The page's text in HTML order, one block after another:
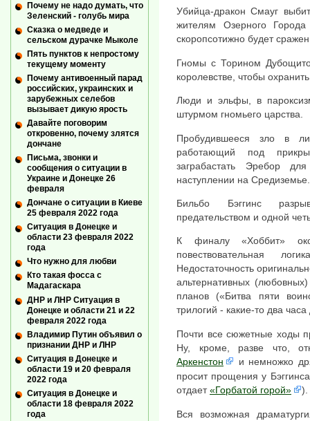
Убийца-дракон Смауг
жителям Озерного
скоропсотижно будет
Гномы с Торином
королевстве, чтобы
Люди и эльфы, в
штурмом гномьего царства.
Пробудившееся зло в
работающий под
заграбастать Эребор
наступлении на Средиземье.
Бильбо Бэггинс
предательством и одной
К финалу «Хоббит»
повествовательная
Недостаточность
альтернативных
планов («Битва пяти
трилогий - какие-то два
Почти все сюжетные ходы
Ну, кроме, разве что,
Аркенстон
и немножко
просит прощения у
отдает«Горбатой горой» ).
Вся возможная
Почему не надо думать, что
Зеленский - голубь мира
Сказка о медведе и
сельском дурачке Мыколе
Пять пунктов к непростому
текущему моменту
Почему антивоенный парад
российских, украинских и
зарубежных селебов
вызывает дикую ярость
Давайте поговорим
откровенно, почему злятся
дончане
Письма, звонки и
сообщения о ситуации в
Украине и Донецке 26
февраля
Дончане о ситуации в Киеве
25 февраля 2022 года
Ситуация в Донецке и
области 23 февраля 2022
года
Что нужно для любви
Кто такая фосса с
Мадагаскара
ДНР и ЛНР Ситуация в
Донецке и области 21 и 22
февраля 2022 года
Владимир Путин объявил о
признании ДНР и ЛНР
Ситуация в Донецке и
области 19 и 20 февраля
2022 года
Ситуация в Донецке и
области 18 февраля 2022
года